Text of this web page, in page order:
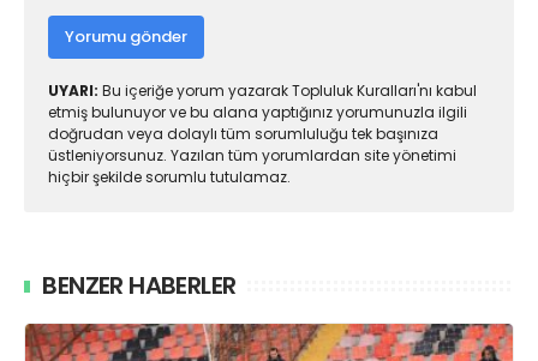
Yorumu gönder
UYARI: Bu içeriğe yorum yazarak Topluluk Kuralları'nı kabul
etmiş bulunuyor ve bu alana yaptığınız yorumunuzla ilgili
doğrudan veya dolaylı tüm sorumluluğu tek başınıza
üstleniyorsunuz. Yazılan tüm yorumlardan site yönetimi
hiçbir şekilde sorumlu tutulamaz.
BENZER HABERLER